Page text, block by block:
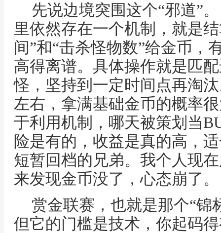
先说边境突围这个“邪道”
里依然存在一个机制，就是
间”和“击杀怪物数”给金币，
高得离谱。具体操作就是匹
怪，坚持到一定时间点再淘
左右，拿满基础金币的概率
于利用机制，哪天被策划当
险是有的，收益是真的高，
短暂回档的兄弟。我个人现
来发现金币没了，心态崩了。
赏金联赛，也就是那个“锦
但它的门槛是技术，你起码